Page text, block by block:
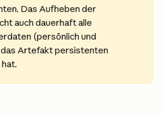
Das Aufheben der
auch dauerhaft alle
(persönlich und
Artefakt persistenten